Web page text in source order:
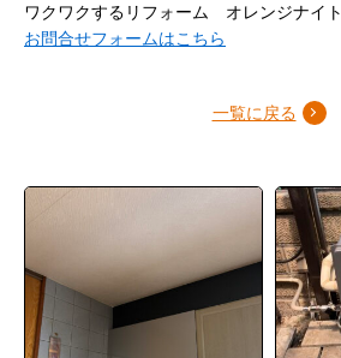
ワクワクするリフォーム オレンジナイト
お問合せフォームはこちら
一覧に戻る